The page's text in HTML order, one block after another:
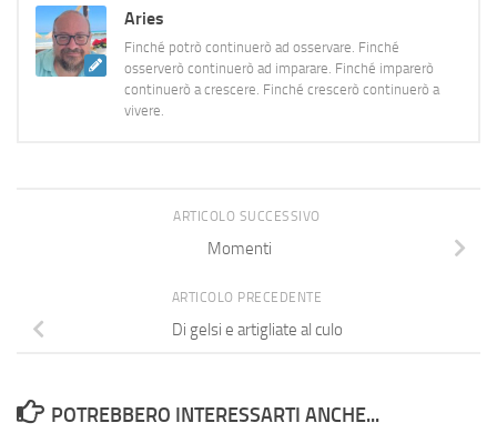
avere una qualche profondità.
Aries
Finché potrò continuerò ad osservare. Finché
osserverò continuerò ad imparare. Finché imparerò
continuerò a crescere. Finché crescerò continuerò a
vivere.
ARTICOLO SUCCESSIVO
Momenti
ARTICOLO PRECEDENTE
Di gelsi e artigliate al culo
POTREBBERO INTERESSARTI ANCHE...